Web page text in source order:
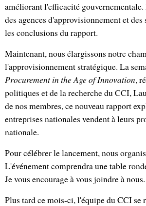
améliorant l'efficacité gouvernementale.
des agences d'approvisionnement et
les conclusions du rapport.
Maintenant, nous élargissons notre
l'approvisionnement stratégique. La
Procurement in the Age of Innovation,
politiques et de la recherche du CCI,
de nos membres, ce nouveau rapport
entreprises nationales vendent à leurs
nationale.
Pour célébrer le lancement, nous
L'événement comprendra une table
Je vous encourage à vous joindre à nous.
Plus tard ce mois-ci, l'équipe du CCI